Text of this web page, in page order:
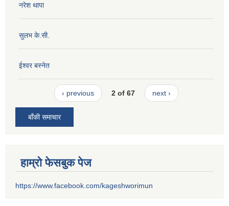
नरेश थापा
सुलभ के.सी.
ईश्वर बस्नेत
‹ previous 2 of 67 next ›
बाँकी समाचार
हाम्रो फेसबुक पेज
https://www.facebook.com/kageshworimun